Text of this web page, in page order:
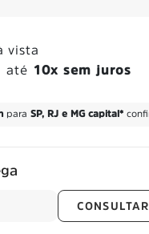
vista
até 10x sem juros
10% de desconto
CONSULTAR